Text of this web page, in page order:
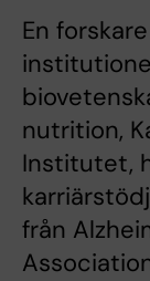
En
nutrition,
Institutet,
från